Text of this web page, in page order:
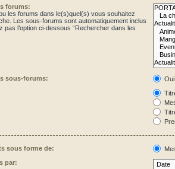
forums:
les forums dans le(s)quel(s) vous souhaitez
Les sous-forums sont automatiquement inclus
pas l’option ci-dessous “Rechercher dans les
sous-forums:
Oui
sous forme de:
par: